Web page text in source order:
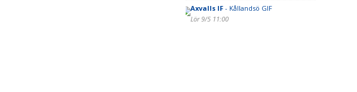
Axvalls IF- Kållandsö GIF
Lör 9/5 11:00